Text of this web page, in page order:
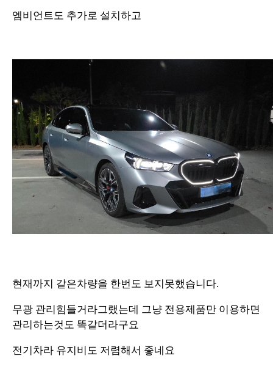
엠비언트도 추가로 설치하고
현재까지 같은차량을 한번도 보지못했습니다.
무광 관리힘들거라그랬는데 그냥 전용제품만 이용하면
관리하는것도 똑같더라구요
전기차라 유지비도 저렴해서 좋네요